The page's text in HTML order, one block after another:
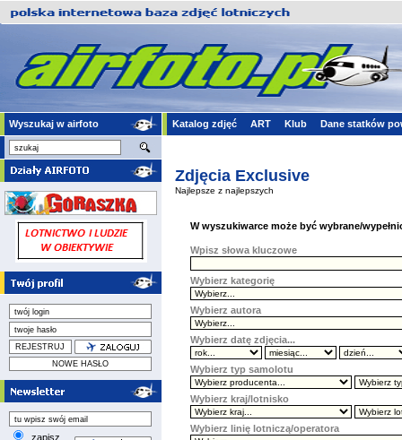
Wyszukaj w airfoto Katalog zdjęć ART Klub Dane statków
zapisz
Zdjęcia Exclusive
Najlepsze z najlepszych
W wyszukiwarce może być wybrane/
Wpisz słowa kluczowe
Wybierz kategorię
Wybierz autora
Wybierz datę zdjęcia...
Wybierz typ samolotu
Wybierz kraj/lotnisko
Wybierz linię lotniczą/operatora